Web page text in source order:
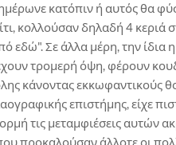
κατόπιν ή αυτός θα
κολλούσαν δηλαδή 4 κεριά
εδώ". Σε άλλα μέρη, την ίδια
τρομερή όψη, φέρουν
κάνοντας εκκωφαντικούς
επιστήμης, είχε
τις μεταμφιέσεις αυτών
προκαλούσαν άλλοτε οι